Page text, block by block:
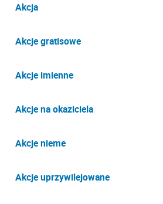
Akcja
Akcje gratisowe
Akcje imienne
Akcje na okaziciela
Akcje nieme
Akcje uprzywilejowane